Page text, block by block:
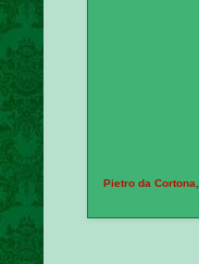
Pietro da Cortona,